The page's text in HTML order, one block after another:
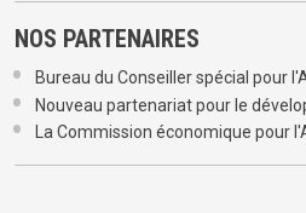
NOS PARTENAIRES
Bureau du Conseiller spécial pour
Nouveau partenariat pour le
La Commission économique pour